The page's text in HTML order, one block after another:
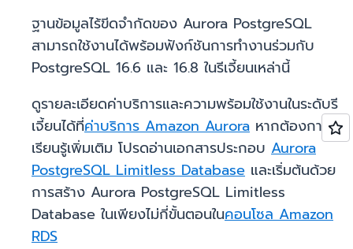
ฐานข้อมูลไร้ขีดจำกัดของ Aurora PostgreSQL
สามารถใช้งานได้พร้อมฟังก์ชันการทำงานร่วมกับ
PostgreSQL 16.6 และ 16.8 ในรีเจี้ยนเหล่านี้
ดูรายละเอียดค่าบริการและความพร้อมใช้งานในระดับรี
เจี้ยนได้ที่ค่าบริการ Amazon Aurora หากต้องการ
เรียนรู้เพิ่มเติม โปรดอ่านเอกสารประกอบ Aurora
PostgreSQL Limitless Database และเริ่มต้นด้วย
การสร้าง Aurora PostgreSQL Limitless
Database ในเพียงไม่กี่ขั้นตอนในคอนโซล Amazon
RDS